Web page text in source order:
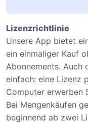
Lizenzrichtlinie
Unsere App bietet
ein einmaliger Kauf
Abonnements. Auch
einfach: eine Lizenz
Computer erwerben
Bei Mengenkäufen
beginnend ab zwei